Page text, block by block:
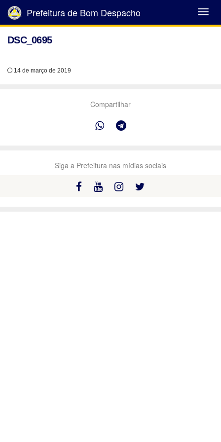
Abrir
Menu
Prefeitura de Bom Despacho
DSC_0695
14 de março de 2019
Compartilhar
Siga a Prefeitura nas mídias sociais